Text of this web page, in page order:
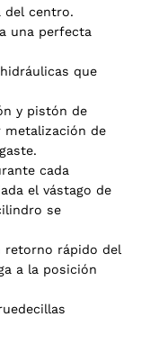
del centro.
una perfecta
que
y pistón de
metalización de
cada
el vástago de
se
rápido del
a la posición